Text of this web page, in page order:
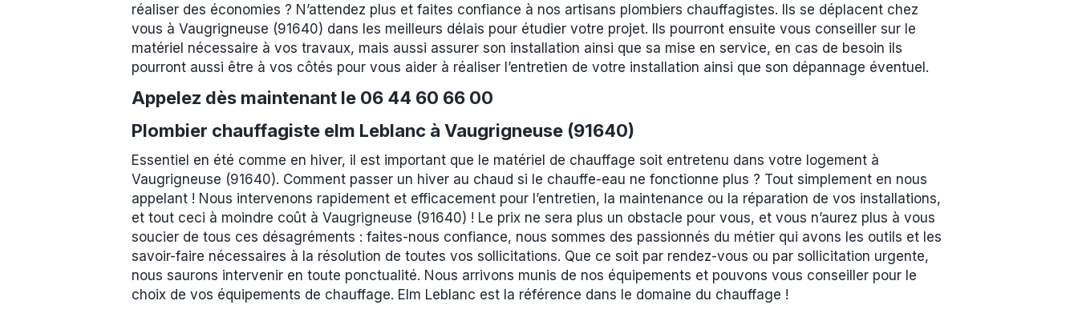
réaliser des économies ? N’attendez plus et faites confiance à nos artisans plombiers chauffagistes. Ils se déplacent chez
vous à Vaugrigneuse (91640) dans les meilleurs délais pour étudier votre projet. Ils pourront ensuite vous conseiller sur le
matériel nécessaire à vos travaux, mais aussi assurer son installation ainsi que sa mise en service, en cas de besoin ils
pourront aussi être à vos côtés pour vous aider à réaliser l’entretien de votre installation ainsi que son dépannage éventuel.
Appelez dès maintenant le 06 44 60 66 00
Plombier chauffagiste elm Leblanc à Vaugrigneuse (91640)
Essentiel en été comme en hiver, il est important que le matériel de chauffage soit entretenu dans votre logement à
Vaugrigneuse (91640). Comment passer un hiver au chaud si le chauffe-eau ne fonctionne plus ? Tout simplement en nous
appelant ! Nous intervenons rapidement et efficacement pour l’entretien, la maintenance ou la réparation de vos installations,
et tout ceci à moindre coût à Vaugrigneuse (91640) ! Le prix ne sera plus un obstacle pour vous, et vous n’aurez plus à vous
soucier de tous ces désagréments : faites-nous confiance, nous sommes des passionnés du métier qui avons les outils et les
savoir-faire nécessaires à la résolution de toutes vos sollicitations. Que ce soit par rendez-vous ou par sollicitation urgente,
nous saurons intervenir en toute ponctualité. Nous arrivons munis de nos équipements et pouvons vous conseiller pour le
choix de vos équipements de chauffage. Elm Leblanc est la référence dans le domaine du chauffage !